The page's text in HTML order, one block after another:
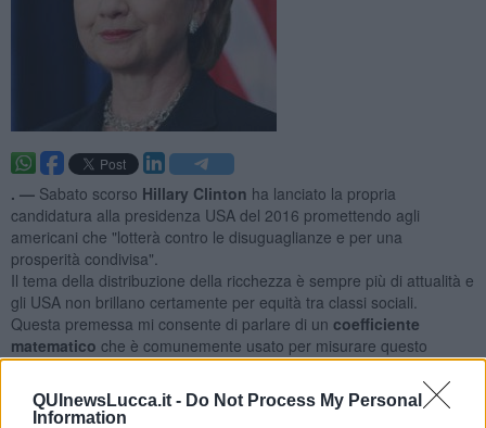
QUInewsLucca.it - Do Not Process My Personal
Information
. — Sabato scorso Hillary Clinton ha lanciato la propria
candidatura alla presidenza USA del 2016 promettendo agli
americani che "lotterà contro le disuguaglianze e per una
prosperità condivisa".
Il tema della distribuzione della ricchezza è sempre più di attualità e
gli USA non brillano certamente per equità tra classi sociali.
Questa premessa mi consente di parlare di un coefficiente
matematico che è comunemente usato per misurare questo
fenomeno: si tratta dell' "INDICE DI GINI".
Corrado Gini, matematico italiano che fu anche presidente
dell'ISTAT negli anni '30, inventò la formula che misura la